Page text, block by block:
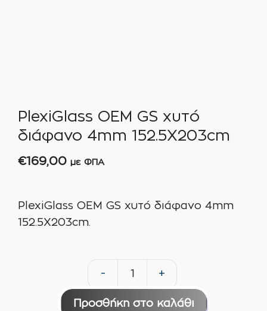
PlexiGlass OEM GS χυτό
διάφανο 4mm 152.5X203cm
€169,00 με ΦΠΑ
PlexiGlass OEM GS χυτό διάφανο 4mm
152.5X203cm.
-
PlexiGlass
OEM
+
Προσθήκη στο καλάθι